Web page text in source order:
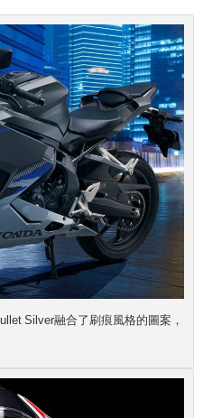
Silver融合了刷痕風格的圖案，